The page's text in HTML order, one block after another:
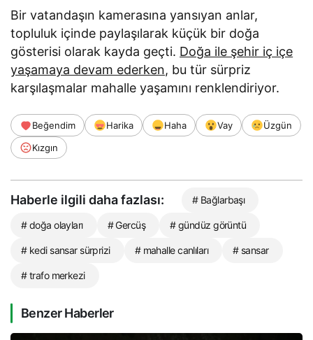
Bir vatandaşın kamerasına yansıyan anlar,
topluluk içinde paylaşılarak küçük bir doğa
gösterisi olarak kayda geçti. Doğa ile şehir iç içe
yaşamaya devam ederken, bu tür sürpriz
karşılaşmalar mahalle yaşamını renklendiriyor.
Beğendim Harika Haha Vay
Üzgün
Kızgın
Haberle ilgili daha fazlası: # Bağlarbaşı
# doğa olayları # Gercüş # gündüz görüntü
# kedi sansar sürprizi # mahalle canlıları # sansar
# trafo merkezi
Benzer Haberler